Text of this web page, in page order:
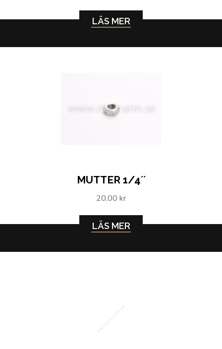
LÄS MER
MUTTER 1/4´´
20,00 kr
LÄS MER